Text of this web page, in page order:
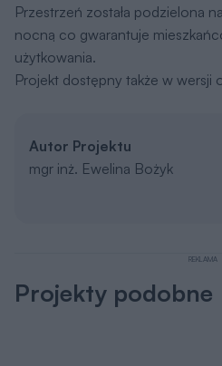
Przestrzeń została podzielona
nocną co gwarantuje
użytkowania.
Projekt dostępny także w wersji
Autor Projektu
mgr inż. Ewelina Bożyk
REKLAMA
Projekty podobne